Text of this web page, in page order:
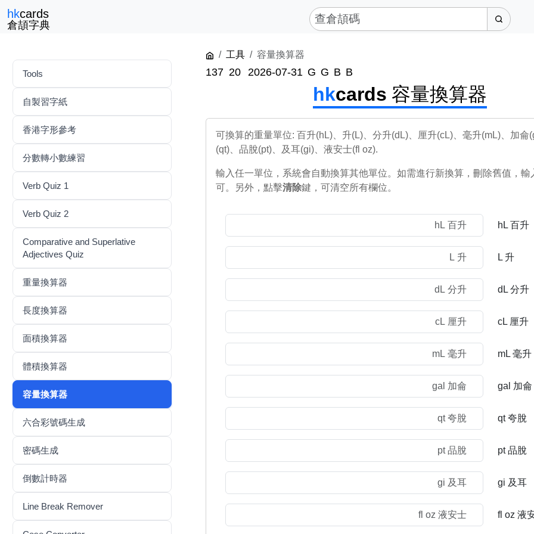
hkcards
倉頡字典
Tools
自製習字紙
香港字形參考
分數轉小數練習
Verb Quiz 1
Verb Quiz 2
Comparative and Superlative
Adjectives Quiz
重量換算器
長度換算器
面積換算器
體積換算器
容量換算器
六合彩號碼生成
密碼生成
倒數計時器
Line Break Remover
工具 容量換算器
137 20 2026-07-31 G G B B
hkcards 容量換算器
可換算的重量單位: 百升(hL)、升(L)、分升(dL)、厘升(cL)、毫升(mL)、加侖
(qt)、品脫(pt)、及耳(gi)、液安士(fl oz).
輸入任一單位，系統會自動換算其他單位。如需進行新換算，刪除舊值，輸
可。另外，點擊清除鍵，可清空所有欄位。
hL 百升
L 升
dL 分升
cL 厘升
mL 毫升
gal 加侖
qt 夸脫
pt 品脫
gi 及耳
fl oz 液